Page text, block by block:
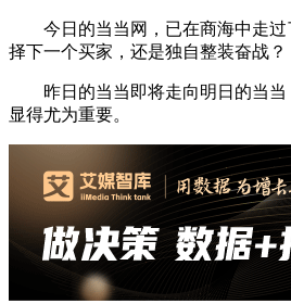
今日的当当网，已在商海中走过
择下一个买家，还是独自整装奋战？
昨日的当当即将走向明日的当当
显得尤为重要。